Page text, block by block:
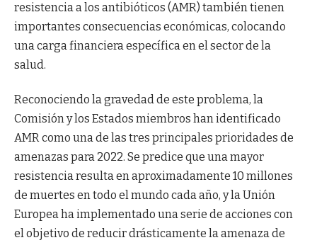
resistencia a los antibióticos (AMR) también tienen
importantes consecuencias económicas, colocando
una carga financiera específica en el sector de la
salud.
Reconociendo la gravedad de este problema, la
Comisión y los Estados miembros han identificado
AMR como una de las tres principales prioridades de
amenazas para 2022. Se predice que una mayor
resistencia resulta en aproximadamente 10 millones
de muertes en todo el mundo cada año, y la Unión
Europea ha implementado una serie de acciones con
el objetivo de reducir drásticamente la amenaza de